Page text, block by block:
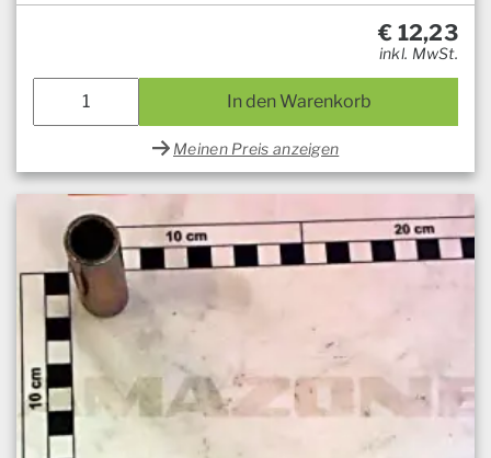
€ 12,23
inkl. MwSt.
In den Warenkorb
Meinen Preis anzeigen